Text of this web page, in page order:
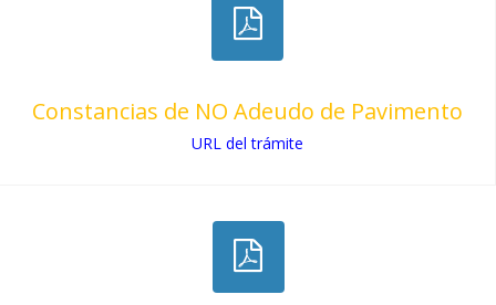
Constancias de NO Adeudo de Pavimento
URL del trámite